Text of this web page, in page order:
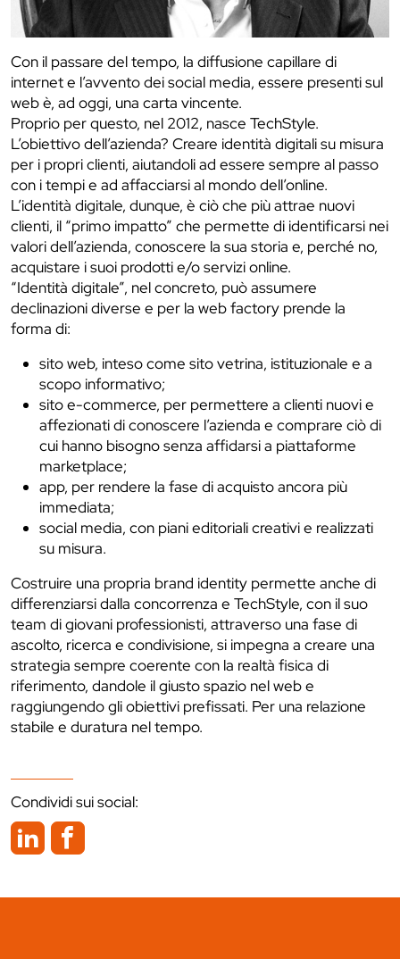
Con il passare del tempo, la diffusione capillare di
internet e l’avvento dei social media, essere presenti sul
web è, ad oggi, una carta vincente.
Proprio per questo, nel 2012, nasce TechStyle.
L’obiettivo dell’azienda? Creare identità digitali su misura
per i propri clienti, aiutandoli ad essere sempre al passo
con i tempi e ad affacciarsi al mondo dell’online.
L’identità digitale, dunque, è ciò che più attrae nuovi
clienti, il “primo impatto” che permette di identificarsi nei
valori dell’azienda, conoscere la sua storia e, perché no,
acquistare i suoi prodotti e/o servizi online.
“Identità digitale”, nel concreto, può assumere
declinazioni diverse e per la web factory prende la
forma di:
sito web, inteso come sito vetrina, istituzionale e a
scopo informativo;
sito e-commerce, per permettere a clienti nuovi e
affezionati di conoscere l’azienda e comprare ciò di
cui hanno bisogno senza affidarsi a piattaforme
marketplace;
app, per rendere la fase di acquisto ancora più
immediata;
social media, con piani editoriali creativi e realizzati
su misura.
Costruire una propria brand identity permette anche di
differenziarsi dalla concorrenza e TechStyle, con il suo
team di giovani professionisti, attraverso una fase di
ascolto, ricerca e condivisione, si impegna a creare una
strategia sempre coerente con la realtà fisica di
riferimento, dandole il giusto spazio nel web e
raggiungendo gli obiettivi prefissati. Per una relazione
stabile e duratura nel tempo.
Condividi sui social: